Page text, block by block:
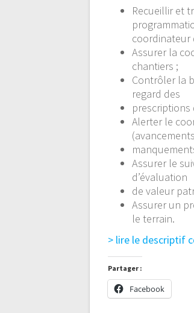
Recueillir et
coordinateur
Assurer la
chantiers ;
Contrôler la
regard des
prescriptions
Alerter le
Assurer le
d’évaluation
de valeur
Assurer un
le terrain.
> lire le descriptif
Partager :
Facebook